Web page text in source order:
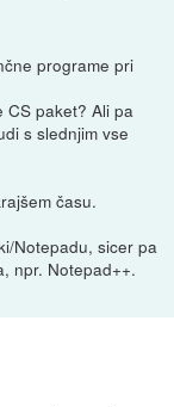
programe pri
CS paket? Ali pa
s slednjim vse
času.
Notepadu, sicer pa
npr. Notepad++.